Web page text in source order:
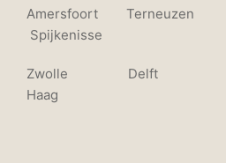
Amersfoort
Spijkenisse
Zwolle Delft
Haag